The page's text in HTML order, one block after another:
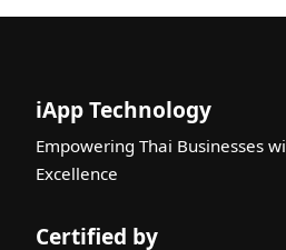
iApp Technology
Empowering Thai Businesses
Excellence
Certified by